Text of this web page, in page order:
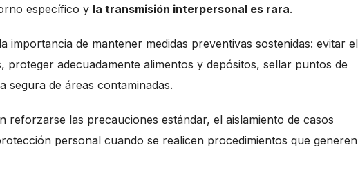
específico y la transmisión interpersonal es rara.
importancia de mantener medidas preventivas sostenidas: evitar el
adecuadamente alimentos y depósitos, sellar puntos de
segura de áreas contaminadas.
reforzarse las precauciones estándar, el aislamiento de casos
personal cuando se realicen procedimientos que generen